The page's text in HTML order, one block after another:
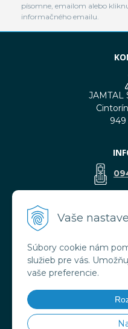
Vaše
Súbory cookie nám
služieb pre vás.
vaše preferencie.
písomne, emailom alebo
informačného emailu.
JAMTAL
949
Ochrana